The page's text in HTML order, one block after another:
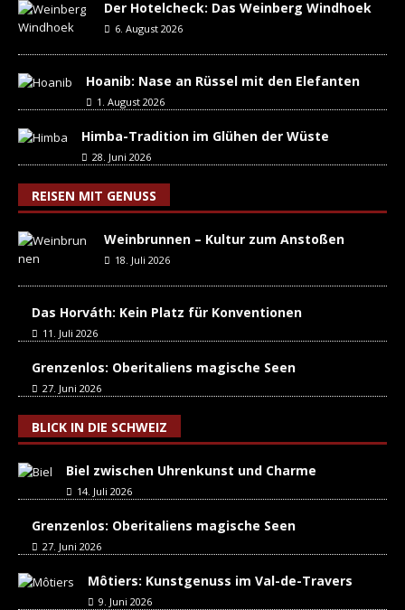
Der Hotelcheck: Das Weinberg Windhoek
6. August 2026
Hoanib: Nase an Rüssel mit den Elefanten
1. August 2026
Himba-Tradition im Glühen der Wüste
28. Juni 2026
REISEN MIT GENUSS
Weinbrunnen – Kultur zum Anstoßen
18. Juli 2026
Das Horváth: Kein Platz für Konventionen
11. Juli 2026
Grenzenlos: Oberitaliens magische Seen
27. Juni 2026
BLICK IN DIE SCHWEIZ
Biel zwischen Uhrenkunst und Charme
14. Juli 2026
Grenzenlos: Oberitaliens magische Seen
27. Juni 2026
Môtiers: Kunstgenuss im Val-de-Travers
9. Juni 2026